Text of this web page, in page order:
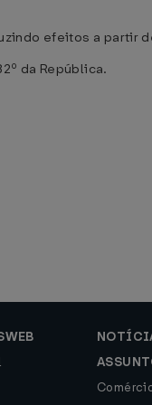
efeitos a partir
da República.